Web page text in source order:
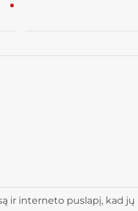
ir interneto puslapį, kad